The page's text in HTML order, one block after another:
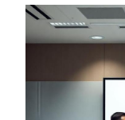
Imagen del